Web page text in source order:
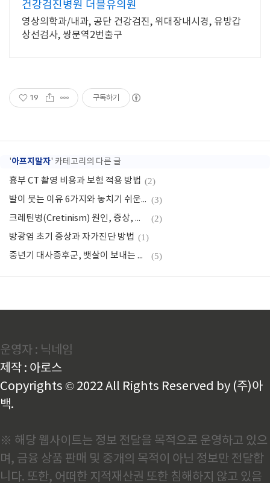
건강검진병원 더블유의원
영상의학과/내과, 공단 건강검진, 위대장내시경, 유방갑
상선검사, 쌍문역2번출구
19 구독하기
'아프지말자' 카테고리의 다른 글
흉부 CT 촬영 비용과 보험 적용 방법 (2)
발이 붓는 이유 6가지와 놓치기 쉬운 건강 신호 (3)
크레틴병(Cretinism) 원인, 증상, 치료에 대한 완벽 가이드 🧠 (2)
방광염 초기 증상과 자가진단 방법 (1)
중년기 대사증후군, 뱃살이 보내는 SOS 신호를 무시하지 마세요! (5)
운영자 : 닉네임
제작 : 아로스
Copyrights © 2022 All Rights Reserved by (주)아
백.
※ 해당 웹사이트는 정보 전달을 목적으로 운영하고 있으
며, 금융 상품 판매 및 중개의 목적이 아닌 정보만 전달합
니다. 또한, 어떠한 지적재산권 또한 침해하지 않고 있음